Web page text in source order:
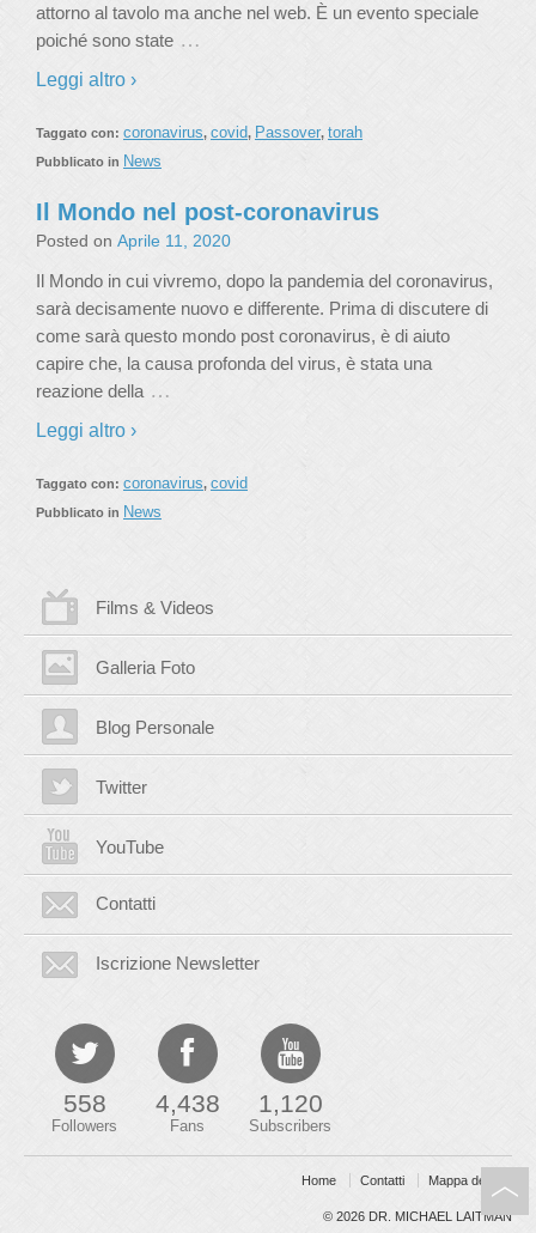
attorno al tavolo ma anche nel web. È un evento speciale
poiché sono state …
Leggi altro ›
Taggato con: coronavirus, covid, Passover, torah
Pubblicato in News
Il Mondo nel post-coronavirus
Posted on Aprile 11, 2020
Il Mondo in cui vivremo, dopo la pandemia del coronavirus,
sarà decisamente nuovo e differente. Prima di discutere di
come sarà questo mondo post coronavirus, è di aiuto
capire che, la causa profonda del virus, è stata una
reazione della …
Leggi altro ›
Taggato con: coronavirus, covid
Pubblicato in News
Films & Videos
Galleria Foto
Blog Personale
Twitter
YouTube
Contatti
Iscrizione Newsletter
558
Followers
4,438
Fans
1,120
Subscribers
Home Contatti Mappa del sito
© 2026 DR. MICHAEL LAITMAN